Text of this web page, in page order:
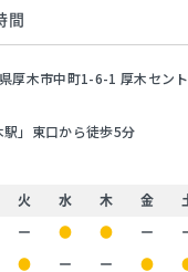
間
木市中町1-6-1 厚木セン
駅」東口から徒歩5分
火 水 木 金
ー ● ● ー
● ー ー ●